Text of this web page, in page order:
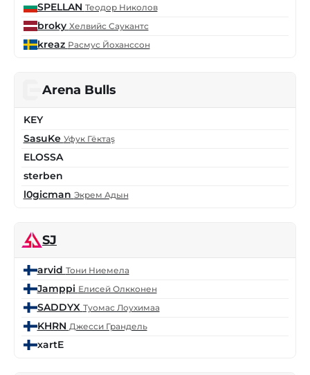
SPELLAN Теодор Николов
broky Хелвийс Саукантс
kreaz Расмус Йоханссон
Arena Bulls
KEY
SasuKe Уфук Гёктаş
ELOSSA
sterben
l0gicman Экрем Адын
SJ
arvid Тони Ниемела
Jamppi Елисей Олкконен
SADDYX Туомас Лоухимаа
KHRN Джесси Грандель
xartE